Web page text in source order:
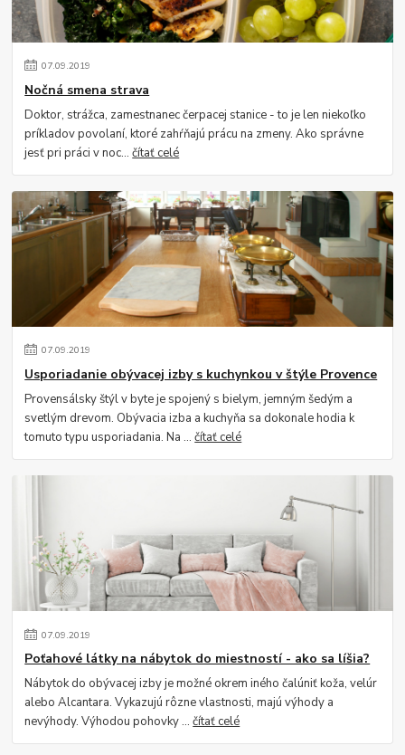
07.09.2019
Nočná smena strava
Doktor, strážca, zamestnanec čerpacej stanice - to je len niekoľko
príkladov povolaní, ktoré zahŕňajú prácu na zmeny. Ako správne
jesť pri práci v noc...čítať celé
07.09.2019
Usporiadanie obývacej izby s kuchynkou v štýle Provence
Provensálsky štýl v byte je spojený s bielym, jemným šedým a
svetlým drevom. Obývacia izba a kuchyňa sa dokonale hodia k
tomuto typu usporiadania. Na ...čítať celé
07.09.2019
Poťahové látky na nábytok do miestností - ako sa líšia?
Nábytok do obývacej izby je možné okrem iného čalúniť koža, velúr
alebo Alcantara. Vykazujú rôzne vlastnosti, majú výhody a
nevýhody. Výhodou pohovky ...čítať celé